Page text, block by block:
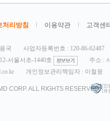
처리방침 이용약관 고객센
국
사업자등록번호 : 120-86-62487
서울서초-1440호
주소 :
개인정보관리책임자 : 이철웅
CORP. ALL RIGHTS RESERVED. [인
[유